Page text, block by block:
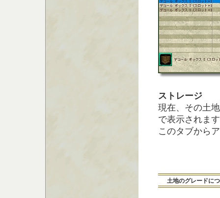
ストレージ
現在、その土
で表示されま
このタブから
土地のグレードに